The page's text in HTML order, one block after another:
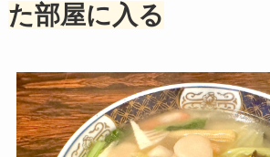
た部屋に入る